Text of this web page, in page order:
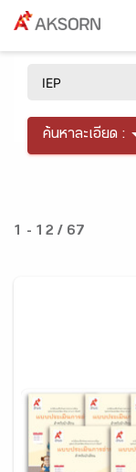
ค้นหาละเอียด :
1 - 12 / 67